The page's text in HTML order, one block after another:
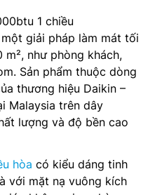
1 chiều
giải pháp làm mát tối
như phòng khách,
Sản phẩm thuộc dòng
thương hiệu Daikin –
Malaysia trên dây
lượng và độ bền cao
hòa có kiểu dáng tinh
với mặt nạ vuông kích